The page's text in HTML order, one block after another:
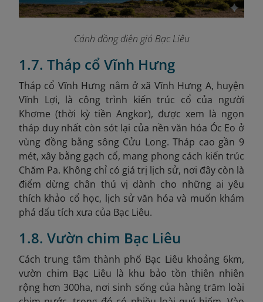
Cánh đồng điện gió Bạc Liêu
1.7. Tháp cổ Vĩnh Hưng
Tháp cổ Vĩnh Hưng nằm ở xã Vĩnh Hưng A, huyện
Vĩnh Lợi, là công trình kiến trúc cổ của người
Khơme (thời kỳ tiền Angkor), được xem là ngọn
tháp duy nhất còn sót lại của nền văn hóa Óc Eo ở
vùng đồng bằng sông Cửu Long. Tháp cao gần 9
mét, xây bằng gạch cổ, mang phong cách kiến trúc
Chăm Pa. Không chỉ có giá trị lịch sử, nơi đây còn là
điểm dừng chân thú vị dành cho những ai yêu
thích khảo cổ học, lịch sử văn hóa và muốn khám
phá dấu tích xưa của Bạc Liêu.
1.8. Vườn chim Bạc Liêu
Cách trung tâm thành phố Bạc Liêu khoảng 6km,
vườn chim Bạc Liêu là khu bảo tồn thiên nhiên
rộng hơn 300ha, nơi sinh sống của hàng trăm loài